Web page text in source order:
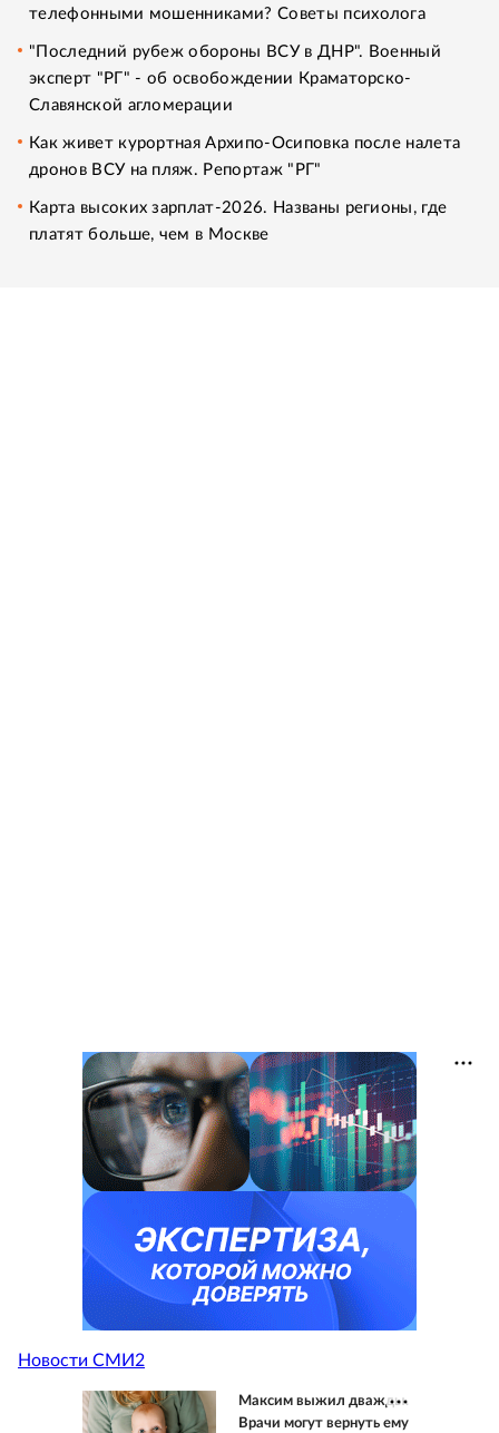
телефонными мошенниками? Советы психолога
"Последний рубеж обороны ВСУ в ДНР". Военный
эксперт "РГ" - об освобождении Краматорско-
Славянской агломерации
Как живет курортная Архипо-Осиповка после налета
дронов ВСУ на пляж. Репортаж "РГ"
Карта высоких зарплат-2026. Названы регионы, где
платят больше, чем в Москве
Новости СМИ2
Максим выжил дважды.
Врачи могут вернуть ему